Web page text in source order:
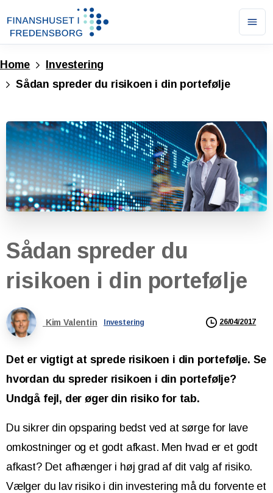
Home
Investering
Sådan spreder du risikoen i din portefølje
Sådan spreder du
risikoen i din portefølje
Kim Valentin Investering 26/04/2017
Det er vigtigt at sprede risikoen i din portefølje. Se
hvordan du spreder risikoen i din portefølje?
Undgå fejl, der øger din risiko for tab.
Du sikrer din opsparing bedst ved at sørge for lave
omkostninger og et godt afkast. Men hvad er et godt
afkast? Det afhænger i høj grad af dit valg af risiko.
Vælger du lav risiko i din investering må du forvente et